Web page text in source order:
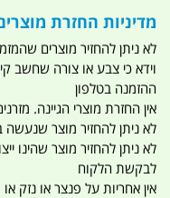
מדיניות החזרת
לא ניתן להחזיר מוצרים
וידא כי צבע או צורה שחשב
ההזמנה בטלפון
אין החזרת מוצרי הגיינה.
לא ניתן להחזיר מוצר שנעשה
לא ניתן להחזיר מוצר שהינו
לבקשת הלקוח
אין אחריות על פנצר או נזק